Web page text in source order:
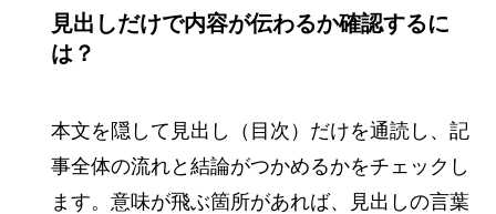
見出しだけで内容が伝わるか確認するに
は？
本文を隠して見出し（目次）だけを通読し、記
事全体の流れと結論がつかめるかをチェックし
ます。意味が飛ぶ箇所があれば、見出しの言葉